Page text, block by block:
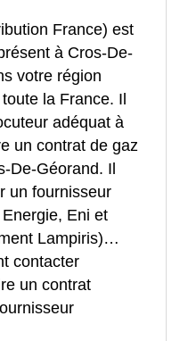
France) est
à Cros-De-
votre région
la France. Il
adéquat à
un contrat de gaz
De-Géorand. Il
un fournisseur
Eni et
Lampiris)…
contacter
un contrat